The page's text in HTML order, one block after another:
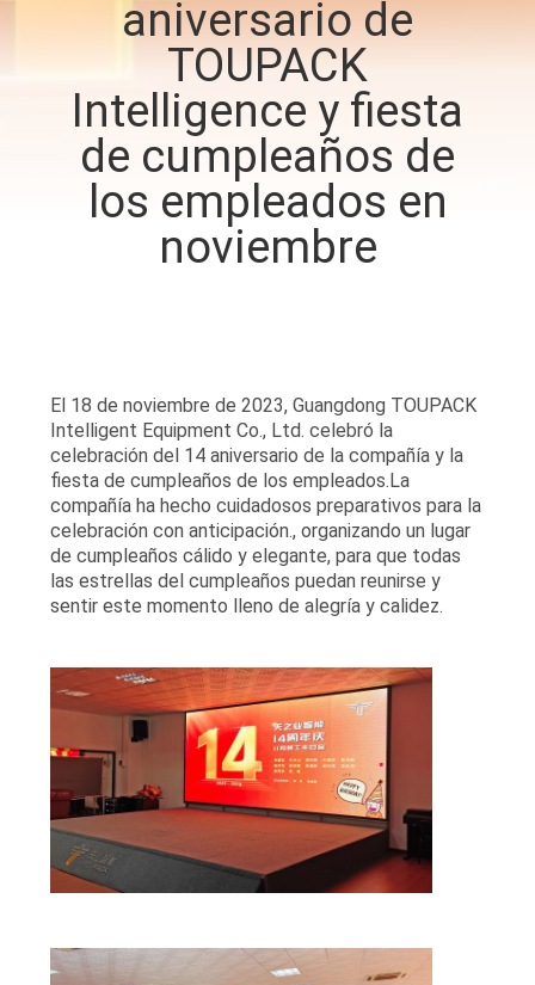
CONTROL
CALIDAD
CONTÁCTENOS
SOLICITAR UN
PRESUPUESTO
MAPA
DEL
POLÍTICA
PRIVACIDAD
aniversario de
TOUPACK
Intelligence y fiesta
de cumpleaños de
los empleados en
noviembre
El 18 de noviembre de 2023, Guangdong TOUPACK
Intelligent Equipment Co., Ltd. celebró la
celebración del 14 aniversario de la compañía y la
fiesta de cumpleaños de los empleados.La
compañía ha hecho cuidadosos preparativos para la
celebración con anticipación., organizando un lugar
de cumpleaños cálido y elegante, para que todas
las estrellas del cumpleaños puedan reunirse y
sentir este momento lleno de alegría y calidez.